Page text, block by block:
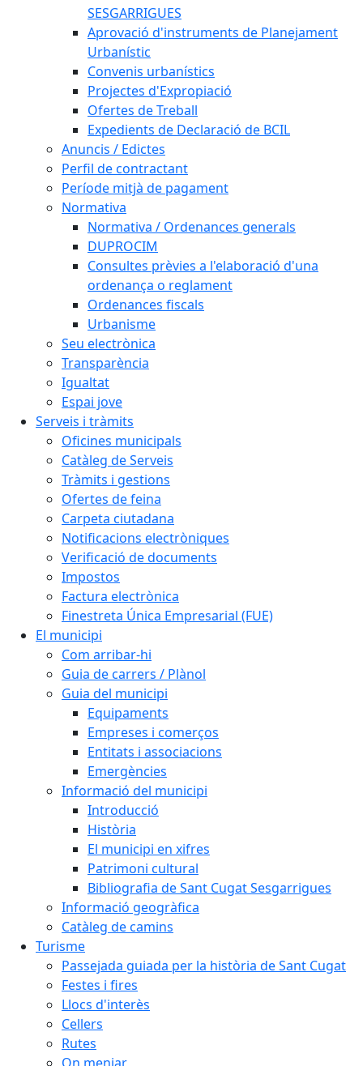
SESGARRIGUES
Aprovació d'instruments de Planejament
Urbanístic
Convenis urbanístics
Projectes d'Expropiació
Ofertes de Treball
Expedients de Declaració de BCIL
Anuncis / Edictes
Perfil de contractant
Període mitjà de pagament
Normativa
Normativa / Ordenances generals
DUPROCIM
Consultes prèvies a l'elaboració d'una
ordenança o reglament
Ordenances fiscals
Urbanisme
Seu electrònica
Transparència
Igualtat
Espai jove
Serveis i tràmits
Oficines municipals
Catàleg de Serveis
Tràmits i gestions
Ofertes de feina
Carpeta ciutadana
Notificacions electròniques
Verificació de documents
Impostos
Factura electrònica
Finestreta Única Empresarial (FUE)
El municipi
Com arribar-hi
Guia de carrers / Plànol
Guia del municipi
Equipaments
Empreses i comerços
Entitats i associacions
Emergències
Informació del municipi
Introducció
Història
El municipi en xifres
Patrimoni cultural
Bibliografia de Sant Cugat Sesgarrigues
Informació geogràfica
Catàleg de camins
Turisme
Passejada guiada per la història de Sant Cugat
Festes i fires
Llocs d'interès
Cellers
Rutes